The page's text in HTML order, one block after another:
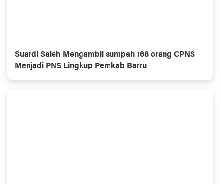
Suardi Saleh Mengambil sumpah 168 orang CPNS
Menjadi PNS Lingkup Pemkab Barru